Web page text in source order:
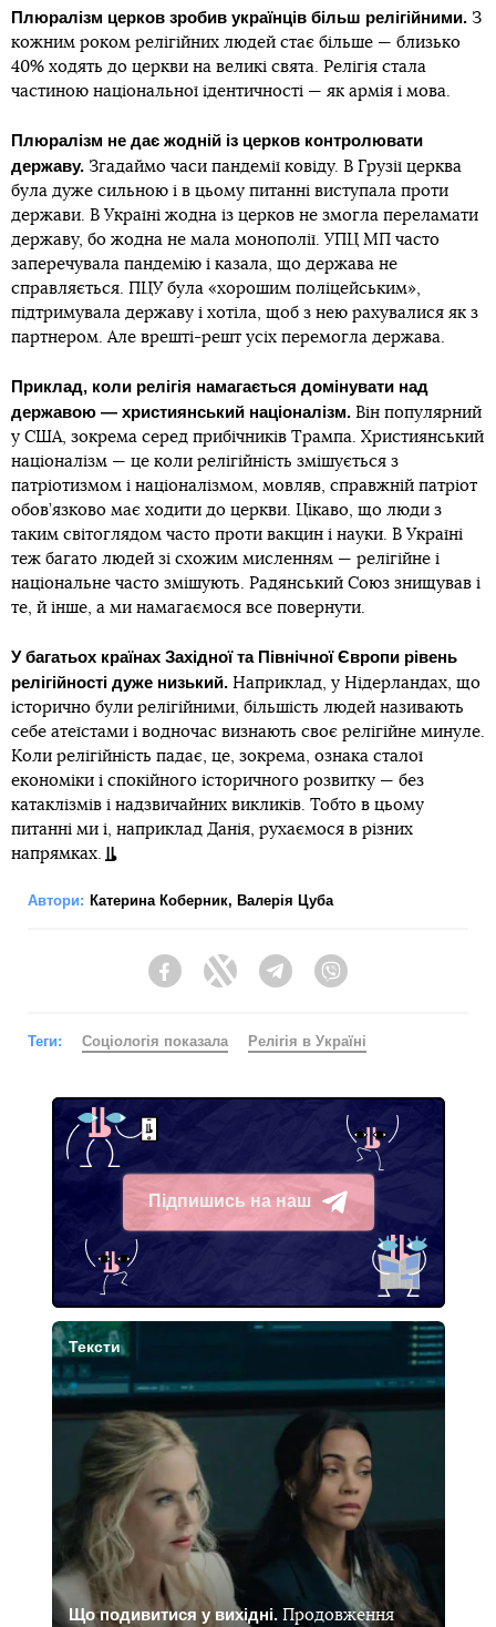
Плюралізм церков зробив українців більш релігійними. З
кожним роком релігійних людей стає більше — близько
40% ходять до церкви на великі свята. Релігія стала
частиною національної ідентичності — як армія і мова.
Плюралізм не дає жодній із церков контролювати
державу. Згадаймо часи пандемії ковіду. В Грузії церква
була дуже сильною і в цьому питанні виступала проти
держави. В Україні жодна із церков не змогла переламати
державу, бо жодна не мала монополії. УПЦ МП часто
заперечувала пандемію і казала, що держава не
справляється. ПЦУ була «хорошим поліцейським»,
підтримувала державу і хотіла, щоб з нею рахувалися як з
партнером. Але врешті-решт усіх перемогла держава.
Приклад, коли релігія намагається домінувати над
державою — християнський націоналізм. Він популярний
у США, зокрема серед прибічників Трампа. Християнський
націоналізм — це коли релігійність змішується з
патріотизмом і націоналізмом, мовляв, справжній патріот
обов’язково має ходити до церкви. Цікаво, що люди з
таким світоглядом часто проти вакцин і науки. В Україні
теж багато людей зі схожим мисленням — релігійне і
національне часто змішують. Радянський Союз знищував і
те, й інше, а ми намагаємося все повернути.
У багатьох країнах Західної та Північної Європи рівень
релігійності дуже низький. Наприклад, у Нідерландах, що
історично були релігійними, більшість людей називають
себе атеїстами і водночас визнають своє релігійне минуле.
Коли релігійність падає, це, зокрема, ознака сталої
економіки і спокійного історичного розвитку — без
катаклізмів і надзвичайних викликів. Тобто в цьому
питанні ми і, наприклад Данія, рухаємося в різних
напрямках.
Автори: Катерина Коберник, Валерія Цуба
FacebookTwitter Telegram
Теги: Соціологія показала Релігія в Україні
Підпишись на наш
Telegram
Тексти
Що подивитися у вихідні. Продовження